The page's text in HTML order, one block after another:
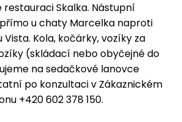
Skalka. Nástupní
u chaty Marcelka naproti
Kola, kočárky, vozíky za
(skládací nebo obyčejné do
na sedačkové lanovce
po konzultaci v Zákaznickém
+420 602 378 150.